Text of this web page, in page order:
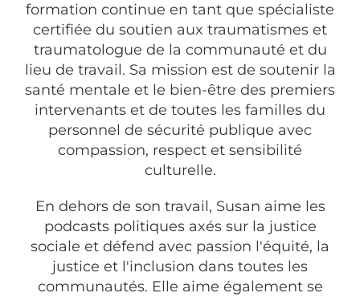
formation continue en tant que spécialiste
certifiée du soutien aux traumatismes et
traumatologue de la communauté et du
lieu de travail. Sa mission est de soutenir la
santé mentale et le bien-être des premiers
intervenants et de toutes les familles du
personnel de sécurité publique avec
compassion, respect et sensibilité
culturelle.
En dehors de son travail, Susan aime les
podcasts politiques axés sur la justice
sociale et défend avec passion l'équité, la
justice et l'inclusion dans toutes les
communautés. Elle aime également se